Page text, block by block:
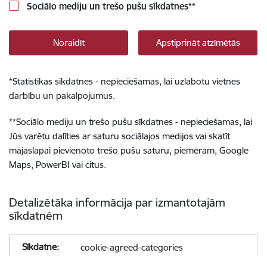
Sociālo mediju un trešo pušu sīkdatnes**
Noraidīt Apstiprināt atzīmētās
*Statistikas sīkdatnes - nepieciešamas, lai uzlabotu vietnes
darbību un pakalpojumus.
**Sociālo mediju un trešo pušu sīkdatnes - nepieciešamas, lai
Jūs varētu dalīties ar saturu sociālajos medijos vai skatīt
mājaslapai pievienoto trešo pušu saturu, piemēram, Google
Maps, PowerBI vai citus.
Detalizētāka informācija par izmantotajām
sīkdatnēm
cookie-agreed-categories